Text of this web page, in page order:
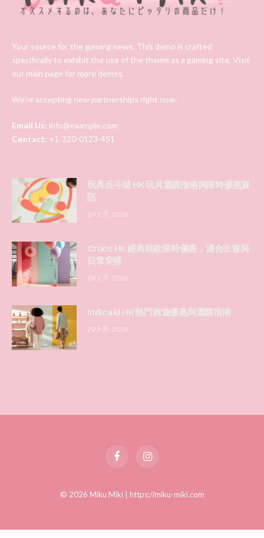
Your source for the gaming news. This demo is crafted
specifically to exhibit the use of the theme as a gaming site. Visit
our main page for more demos.
We're accepting new partnerships right now.
Email Us: info@example.com
Contact: +1-320-0123-451
玩具反斗城 HK 玩具選購指南與限時優惠資
訊
29 5 月, 2026
Crocs HK 經典鞋款限時優惠，適合出遊與
日常穿搭
29 5 月, 2026
Indicaid HK 熱門旅遊優惠與選購指南
29 5 月, 2026
FacebookInstagram
© 2026 Miku Miki | https://miku-miki.com